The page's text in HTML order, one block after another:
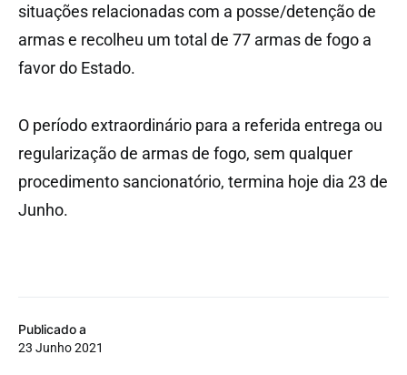
Publicado a
23 Junho 2021
situações relacionadas com a posse/detenção de
armas e recolheu um total de 77 armas de fogo a
favor do Estado.
O período extraordinário para a referida entrega ou
regularização de armas de fogo, sem qualquer
procedimento sancionatório, termina hoje dia 23 de
Junho.